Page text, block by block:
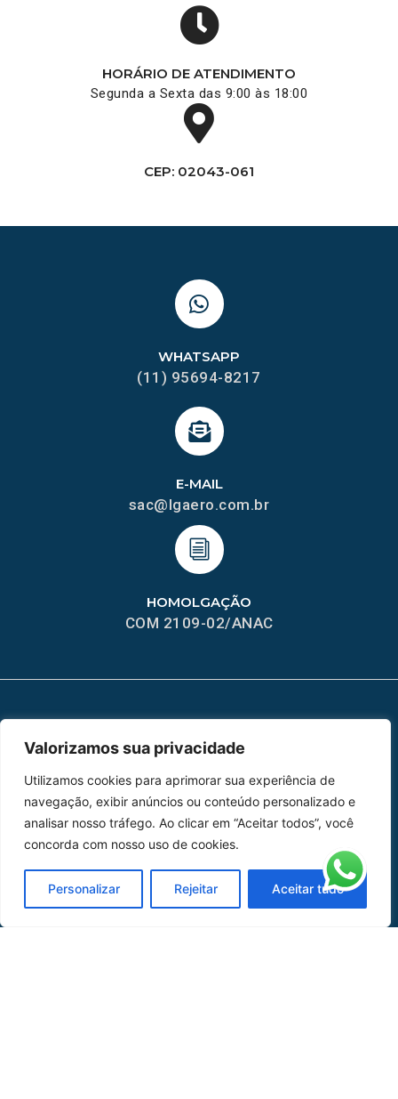
Valorizamos sua privacidade
Utilizamos cookies para aprimorar sua experiência de
navegação, exibir anúncios ou conteúdo personalizado e
analisar nosso tráfego. Ao clicar em “Aceitar todos”, você
concorda com nosso uso de cookies.
Personalizar Rejeitar Aceitar tudo
HORÁRIO DE ATENDIMENTO
Segunda a Sexta das 9:00 às 18:00
CEP: 02043-061
HOMOLGAÇÃO
COM 2109-02/ANAC
E-MAIL
sac@lgaero.com.br
WHATSAPP
(11) 95694-8217
Peças
Catálogo de Aplicações
Oficina de Mangueiras